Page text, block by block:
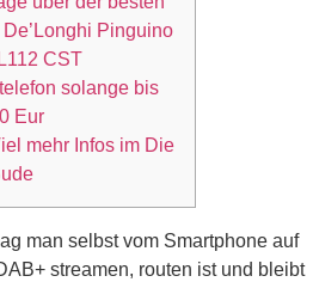
Pinguino
CST
solange bis
Eur
mehr Infos im Die
man selbst vom Smartphone auf
streamen, routen ist und bleibt